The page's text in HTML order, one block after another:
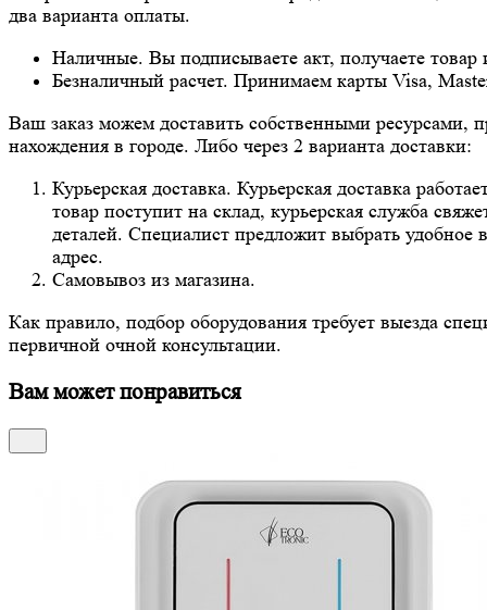
два варианта оплаты.
Наличные. Вы подписываете акт, получаете товар
Безналичный расчет. Принимаем карты Visa,
Ваш заказ можем доставить собственными ресурсами,
нахождения в городе. Либо через 2 варианта доставки:
Курьерская доставка. Курьерская доставка
товар поступит на склад, курьерская служба
деталей. Специалист предложит выбрать удобное
адрес.
Самовывоз из магазина.
Как правило, подбор оборудования требует выезда
первичной очной консультации.
Вам может понравиться